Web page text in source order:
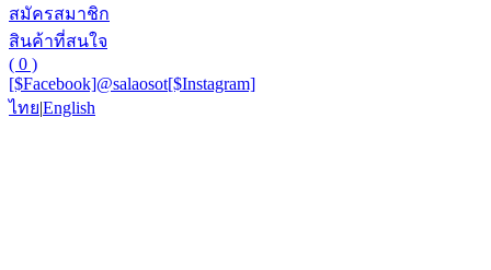
สมัครสมาชิก
สินค้าที่สนใจ
( 0 )
[$Facebook]@salaosot[$Instagram]
ไทย|English